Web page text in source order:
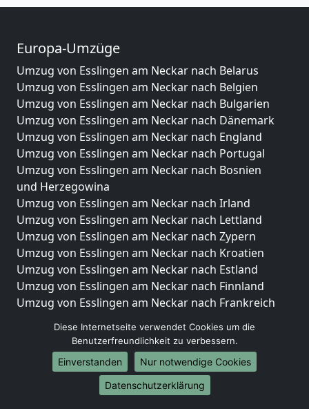
Europa-Umzüge
Umzug von Esslingen am Neckar nach Belarus
Umzug von Esslingen am Neckar nach Belgien
Umzug von Esslingen am Neckar nach Bulgarien
Umzug von Esslingen am Neckar nach Dänemark
Umzug von Esslingen am Neckar nach England
Umzug von Esslingen am Neckar nach Portugal
Umzug von Esslingen am Neckar nach Bosnien
und Herzegowina
Umzug von Esslingen am Neckar nach Irland
Umzug von Esslingen am Neckar nach Lettland
Umzug von Esslingen am Neckar nach Zypern
Umzug von Esslingen am Neckar nach Kroatien
Umzug von Esslingen am Neckar nach Estland
Umzug von Esslingen am Neckar nach Finnland
Umzug von Esslingen am Neckar nach Frankreich
Umzug von Esslingen am Neckar nach Italien
Umzug von Esslingen am Neckar nach Liechtenstein
Umzug von Esslingen am Neckar nach Luxemburg
Umzug von Esslingen am Neckar nach Niederlande
Diese Internetseite verwendet Cookies um die
Benutzerfreundlichkeit zu verbessern.
Einverstanden
Nur notwendige Cookies
Datenschutzerklärung